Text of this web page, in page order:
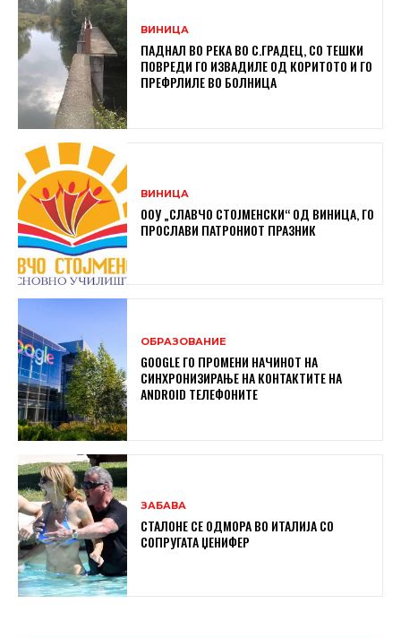
ВИНИЦА
ПАДНАЛ ВО РЕКА ВО С.ГРАДЕЦ, СО ТЕШКИ
ПОВРЕДИ ГО ИЗВАДИЛЕ ОД КОРИТОТО И ГО
ПРЕФРЛИЛЕ ВО БОЛНИЦА
ВИНИЦА
ООУ „СЛАВЧО СТОЈМЕНСКИ“ ОД ВИНИЦА, ГО
ПРОСЛАВИ ПАТРОНИОТ ПРАЗНИК
ОБРАЗОВАНИЕ
GOOGLE ГО ПРОМЕНИ НАЧИНОТ НА
СИНХРОНИЗИРАЊЕ НА КОНТАКТИТЕ НА
ANDROID ТЕЛЕФОНИТЕ
ЗАБАВА
СТАЛОНЕ СЕ ОДМОРА ВО ИТАЛИЈА СО
СОПРУГАТА ЏЕНИФЕР